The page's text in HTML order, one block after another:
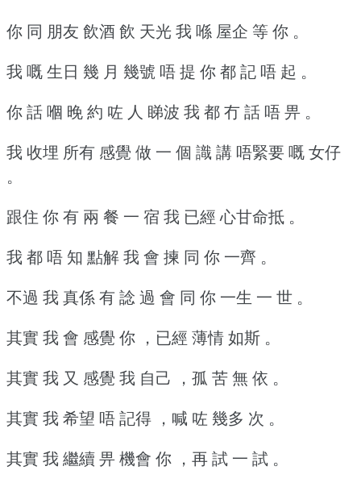
你 同 朋友 飲酒 飲 天光 我 喺 屋企 等 你 。
我 嘅 生日 幾 月 幾號 唔 提 你 都 記 唔 起 。
你 話 嗰 晚 約 咗 人 睇波 我 都 冇 話 唔 畀 。
我 收埋 所有 感覺 做 一 個 識 講 唔緊要 嘅 女仔
。
跟住 你 有 兩 餐 一 宿 我 已經 心甘命抵 。
我 都 唔 知 點解 我 會 揀 同 你 一齊 。
不過 我 真係 有 諗 過 會 同 你 一生 一 世 。
其實 我 會 感覺 你 ，已經 薄情 如斯 。
其實 我 又 感覺 我 自己 ，孤 苦 無 依 。
其實 我 希望 唔 記得 ，喊 咗 幾多 次 。
其實 我 繼續 畀 機會 你 ，再 試 一 試 。